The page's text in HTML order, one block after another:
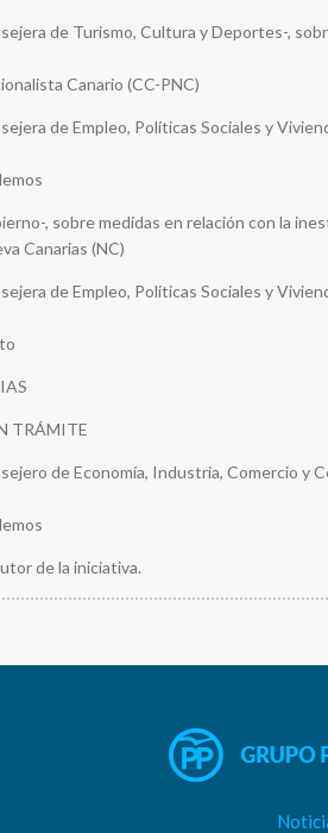
de Turismo, Cultura y Deportes-,
Canario (CC-PNC)
de Empleo, Políticas Sociales y
, sobre medidas en relación con la
Canarias (NC)
de Empleo, Políticas Sociales y
TRÁMITE
de Economía, Industria, Comercio y
de la iniciativa.